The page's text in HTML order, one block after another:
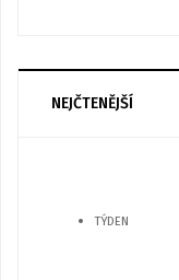
NEJČTENĚJŠÍ
TÝDEN